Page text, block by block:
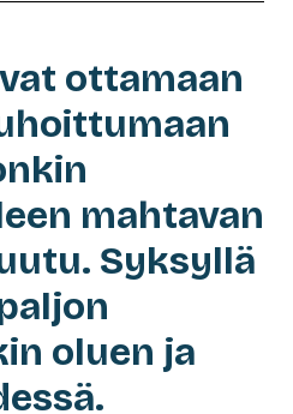
ottamaan
mahtavan
Syksyllä
oluen ja